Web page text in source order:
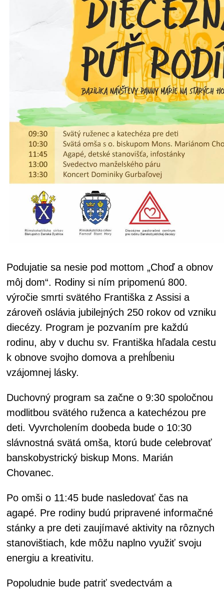
Podujatie sa nesie pod mottom „Choď a obnov
môj dom“. Rodiny si ním pripomenú 800.
výročie smrti svätého Františka z Assisi a
zároveň oslávia jubilejných 250 rokov od vzniku
diecézy. Program je pozvaním pre každú
rodinu, aby v duchu sv. Františka hľadala cestu
k obnove svojho domova a prehĺbeniu
vzájomnej lásky.
Duchovný program sa začne o 9:30 spoločnou
modlitbou svätého ruženca a katechézou pre
deti. Vyvrcholením doobeda bude o 10:30
slávnostná svätá omša, ktorú bude celebrovať
banskobystrický biskup Mons. Marián
Chovanec.
Po omši o 11:45 bude nasledovať čas na
agapé. Pre rodiny budú pripravené informačné
stánky a pre deti zaujímavé aktivity na rôznych
stanovištiach, kde môžu naplno využiť svoju
energiu a kreativitu.
Popoludnie bude patriť svedectvám a